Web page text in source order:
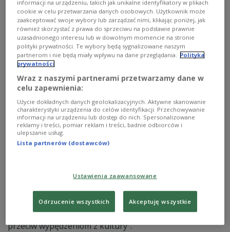
festiwal odbędzie się pod hasłem
"Widzialni/Niewidzialni".
Zobacz więcej na temat:Czwórka Michał Piwowarek
KULTURA
"Widzialni/Niewidzialni". Co pokaże 13.
Gościem "Poranka Dwójki" będzie Grzegorz Bral,
dyrektor artystyczny wrocławskiego "Brave Festival -
przeciw wypędzeniom z kultury".
informacji na urządzeniu, takich jak unikalne identyfikatory w plikach
cookie w celu przetwarzania danych osobowych. Użytkownik może
zaakceptować swoje wybory lub zarządzać nimi, klikając poniżej, jak
również skorzystać z prawa do sprzeciwu na podstawie prawnie
uzasadnionego interesu lub w dowolnym momencie na stronie
polityki prywatności. Te wybory będą sygnalizowane naszym
partnerom i nie będą miały wpływu na dane przeglądania. Polityka
prywatności
Wraz z naszymi partnerami przetwarzamy dane w
celu zapewnienia:
Użycie dokładnych danych geolokalizacyjnych. Aktywne skanowanie
charakterystyki urządzenia do celów identyfikacji. Przechowywanie
informacji na urządzeniu lub dostęp do nich. Spersonalizowane
reklamy i treści, pomiar reklam i treści, badnie odbiorców i
ulepszanie usług.
Lista partnerów (dostawców)
Ustawienia zaawansowane
Odrzucenie wszystkich Akceptuję wszystkie